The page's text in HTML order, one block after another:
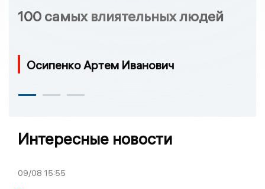
100 самых влиятельных людей
Осипенко Артем Иванович
Интересные новости
09/08 15:55